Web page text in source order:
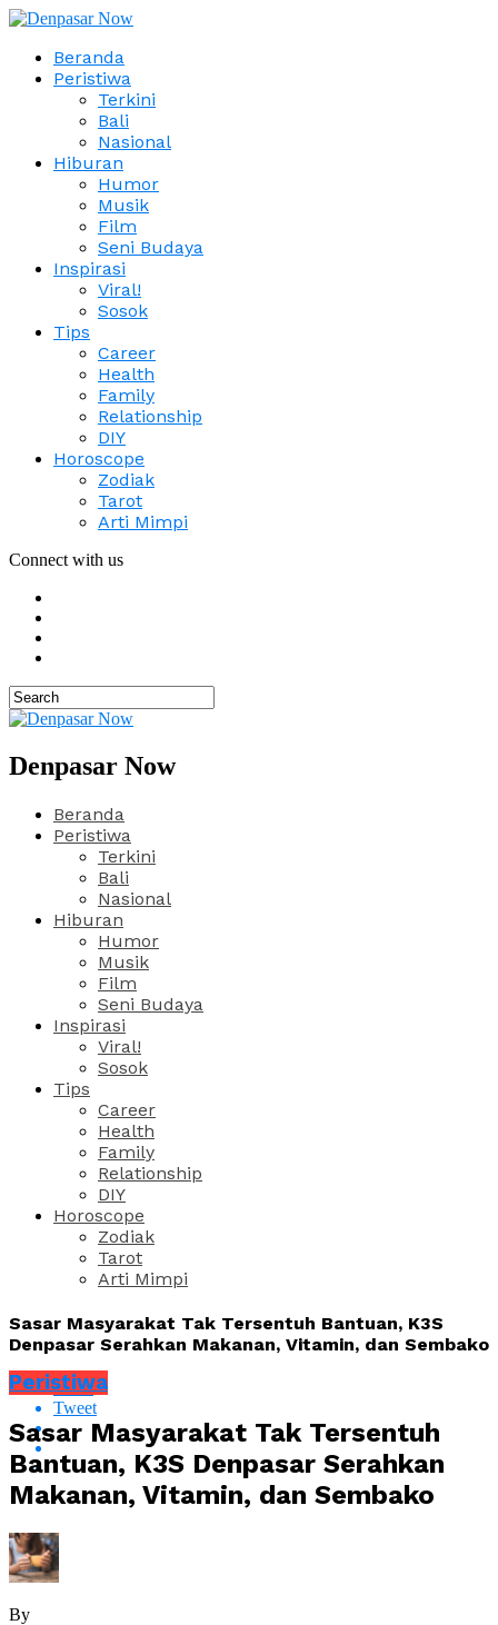
Beranda
Peristiwa
Terkini
Bali
Nasional
Hiburan
Humor
Musik
Film
Seni Budaya
Inspirasi
Viral!
Sosok
Tips
Career
Health
Family
Relationship
DIY
Horoscope
Zodiak
Tarot
Arti Mimpi
Connect with us
Denpasar Now
Beranda
Peristiwa
Terkini
Bali
Nasional
Hiburan
Humor
Musik
Film
Seni Budaya
Inspirasi
Viral!
Sosok
Tips
Career
Health
Family
Relationship
DIY
Horoscope
Zodiak
Tarot
Arti Mimpi
Sasar Masyarakat Tak Tersentuh Bantuan, K3S
Denpasar Serahkan Makanan, Vitamin, dan Sembako
Share
Tweet
Peristiwa
Sasar Masyarakat Tak Tersentuh
Bantuan, K3S Denpasar Serahkan
Makanan, Vitamin, dan Sembako
By